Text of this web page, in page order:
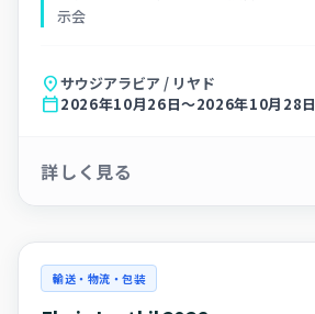
示会
location_onサウジアラビア / リヤド
calendar_today2026年10月26日～2026年10月28日
詳しく見る
輸送・物流・包装